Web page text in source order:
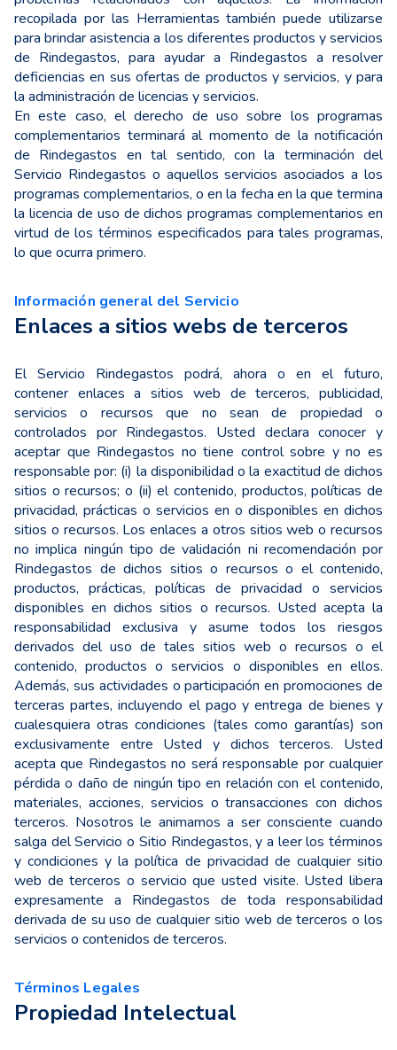
recopilada por las Herramientas también puede utilizarse
para brindar asistencia a los diferentes productos y servicios
de Rindegastos, para ayudar a Rindegastos a resolver
deficiencias en sus ofertas de productos y servicios, y para
la administración de licencias y servicios.
En este caso, el derecho de uso sobre los programas
complementarios terminará al momento de la notificación
de Rindegastos en tal sentido, con la terminación del
Servicio Rindegastos o aquellos servicios asociados a los
programas complementarios, o en la fecha en la que termina
la licencia de uso de dichos programas complementarios en
virtud de los términos especificados para tales programas,
lo que ocurra primero.
Información general del Servicio
Enlaces a sitios webs de terceros
El Servicio Rindegastos podrá, ahora o en el futuro,
contener enlaces a sitios web de terceros, publicidad,
servicios o recursos que no sean de propiedad o
controlados por Rindegastos. Usted declara conocer y
aceptar que Rindegastos no tiene control sobre y no es
responsable por: (i) la disponibilidad o la exactitud de dichos
sitios o recursos; o (ii) el contenido, productos, políticas de
privacidad, prácticas o servicios en o disponibles en dichos
sitios o recursos. Los enlaces a otros sitios web o recursos
no implica ningún tipo de validación ni recomendación por
Rindegastos de dichos sitios o recursos o el contenido,
productos, prácticas, políticas de privacidad o servicios
disponibles en dichos sitios o recursos. Usted acepta la
responsabilidad exclusiva y asume todos los riesgos
derivados del uso de tales sitios web o recursos o el
contenido, productos o servicios o disponibles en ellos.
Además, sus actividades o participación en promociones de
terceras partes, incluyendo el pago y entrega de bienes y
cualesquiera otras condiciones (tales como garantías) son
exclusivamente entre Usted y dichos terceros. Usted
acepta que Rindegastos no será responsable por cualquier
pérdida o daño de ningún tipo en relación con el contenido,
materiales, acciones, servicios o transacciones con dichos
terceros. Nosotros le animamos a ser consciente cuando
salga del Servicio o Sitio Rindegastos, y a leer los términos
y condiciones y la política de privacidad de cualquier sitio
web de terceros o servicio que usted visite. Usted libera
expresamente a Rindegastos de toda responsabilidad
derivada de su uso de cualquier sitio web de terceros o los
servicios o contenidos de terceros.
Términos Legales
Propiedad Intelectual